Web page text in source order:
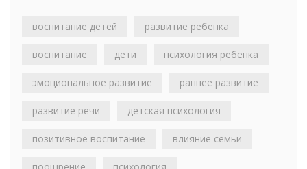
воспитание детей развитие ребенка
воспитание дети психология ребенка
эмоциональное развитие раннее развитие
развитие речи детская психология
позитивное воспитание влияние семьи